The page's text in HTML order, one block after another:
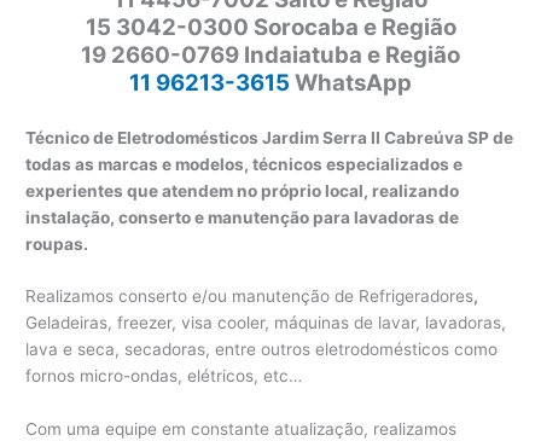
15 3042-0300 Sorocaba e Região
19 2660-0769 Indaiatuba e Região
11 96213-3615 WhatsApp
Técnico de Eletrodomésticos Jardim Serra II Cabreúva SP de
todas as marcas e modelos, técnicos especializados e
experientes que atendem no próprio local, realizando
instalação, conserto e manutenção para lavadoras de
roupas.
Realizamos conserto e/ou manutenção de Refrigeradores,
Geladeiras, freezer, visa cooler, máquinas de lavar, lavadoras,
lava e seca, secadoras, entre outros eletrodomésticos como
fornos micro-ondas, elétricos, etc…
Com uma equipe em constante atualização, realizamos